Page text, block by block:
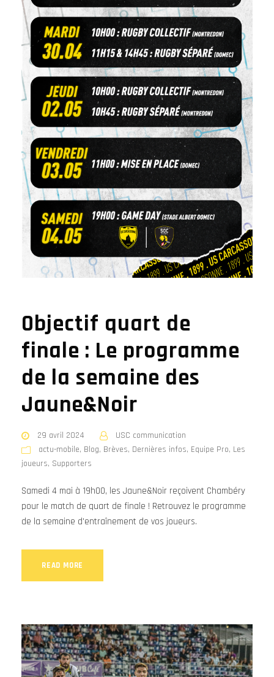
Objectif quart de
finale : Le programme
de la semaine des
Jaune&Noir
29 avril 2024
USC communication
actu-mobile, Blog, Brèves, Dernières infos, Equipe Pro, Les
joueurs, Supporters
Samedi 4 mai à 19h00, les Jaune&Noir reçoivent Chambéry
pour le match de quart de finale ! Retrouvez le programme
de la semaine d'entraînement de vos joueurs.
READ MORE